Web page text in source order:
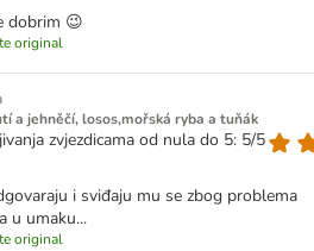
dobrim 😉
original
a jehněčí, losos,mořská ryba a tuňák
zvjezdicama od nula do 5: 5/5
i sviđaju mu se zbog problema
u umaku...
original